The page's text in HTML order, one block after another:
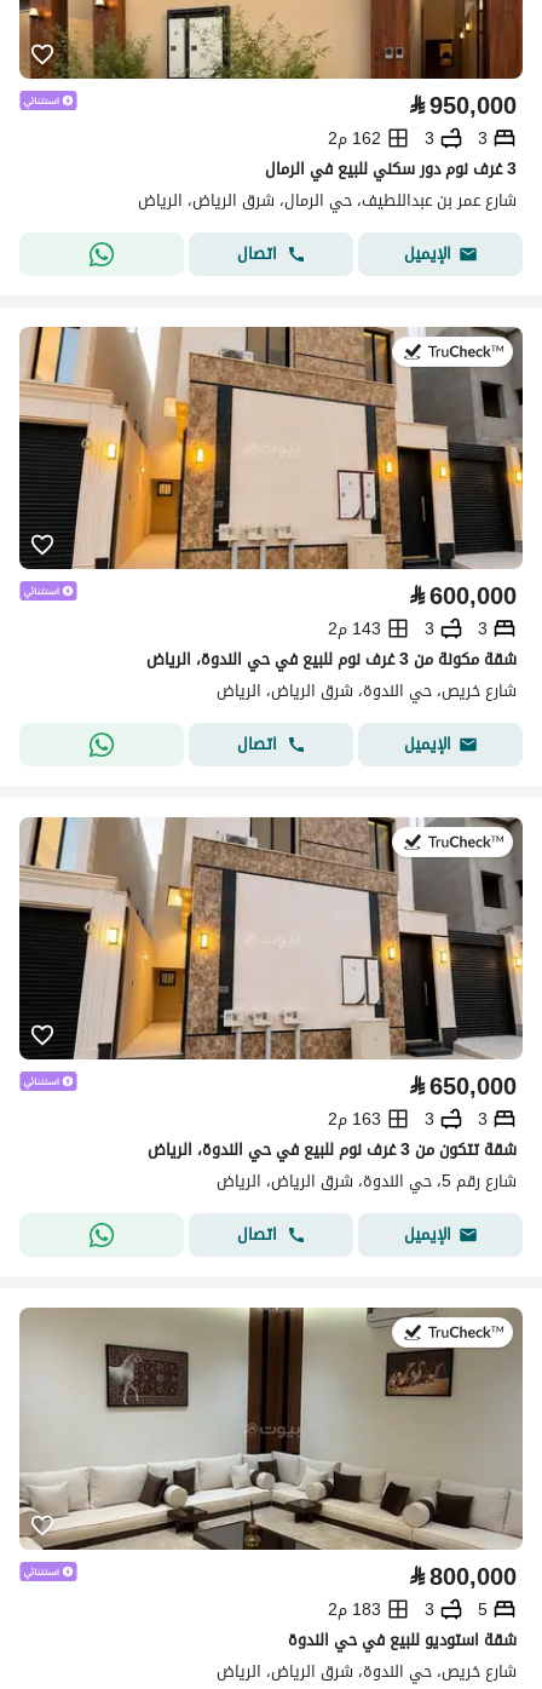
⃁950,000
3
3
162 م2
3 غرف نوم دور سكني للبيع في الرمال
شارع عمر بن عبداللطيف، حي الرمال، شرق الرياض، الرياض
الإيميل
اتصال
في:9 يوليو 2026
⃁600,000
3
3
143 م2
شقة مكونة من 3 غرف نوم للبيع في حي الندوة، الرياض
شارع خريص، حي الندوة، شرق الرياض، الرياض
الإيميل
اتصال
في:9 يوليو 2026
⃁650,000
3
3
163 م2
شقة تتكون من 3 غرف نوم للبيع في حي الندوة، الرياض
شارع رقم 5، حي الندوة، شرق الرياض، الرياض
الإيميل
اتصال
في:9 يوليو 2026
⃁800,000
5
3
183 م2
شقة استوديو للبيع في حي الندوة
شارع خريص، حي الندوة، شرق الرياض، الرياض